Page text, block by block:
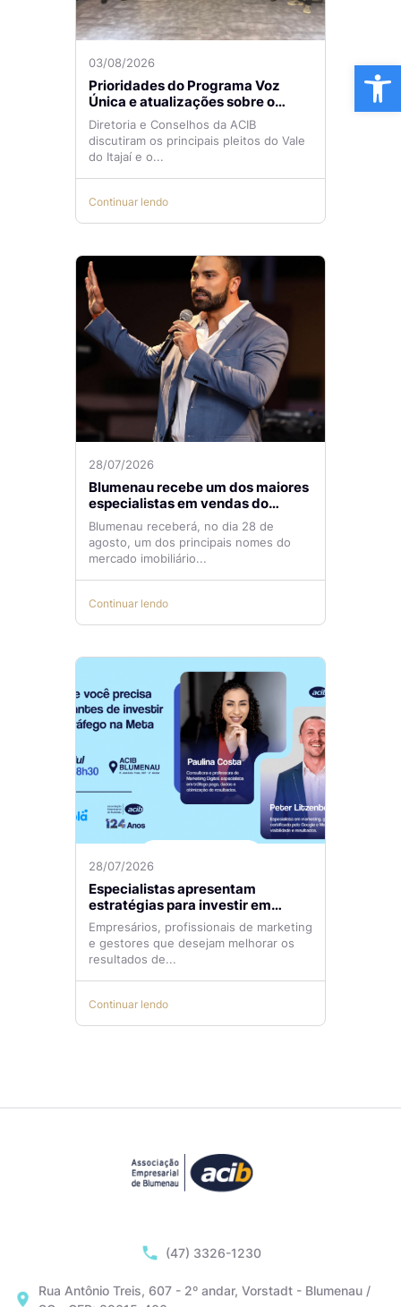
03/08/2026
Prioridades do Programa Voz
Única e atualizações sobre o
Aeroporto de Navegantes são
temas de reunião na ACIB
Diretoria e Conselhos da ACIB
discutiram os principais pleitos do Vale
do Itajaí e o...
Continuar lendo
28/07/2026
Blumenau recebe um dos maiores
especialistas em vendas do
mercado imobiliário
Blumenau receberá, no dia 28 de
agosto, um dos principais nomes do
mercado imobiliário...
Continuar lendo
28/07/2026
Especialistas apresentam
estratégias para investir em
tráfego pago com mais eficiência
Empresários, profissionais de marketing
e gestores que desejam melhorar os
resultados de...
Continuar lendo
(47) 3326-1230
Rua Antônio Treis, 607 - 2º andar, Vorstadt - Blumenau /